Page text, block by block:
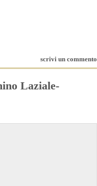
scrivi un commento
Laziale-